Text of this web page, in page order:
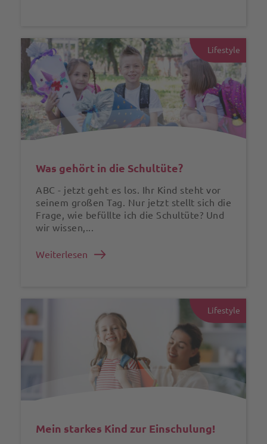
Lifestyle
Was gehört in die Schultüte?
ABC - jetzt geht es los. Ihr Kind steht vor
seinem großen Tag. Nur jetzt stellt sich die
Frage, wie befüllte ich die Schultüte? Und
wir wissen,...
Weiterlesen
Lifestyle
Mein starkes Kind zur Einschulung!